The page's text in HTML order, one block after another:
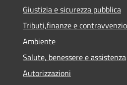
Giustizia e sicurezza pubblica
Tributi,finanze e
Ambiente
Salute, benessere e assistenza
Autorizzazioni